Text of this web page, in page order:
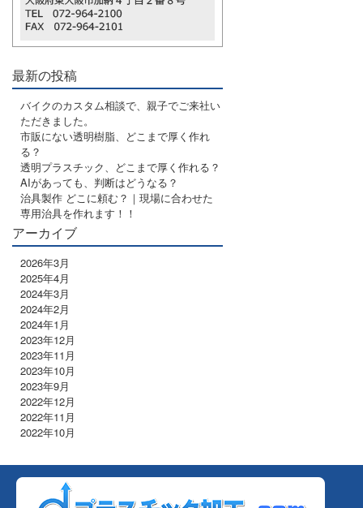
最新の投稿
バイクのカスタム相談で、親子でご来社い
ただきました。
市販にない透明樹脂、どこまで厚く作れ
る？
透明プラスチック、どこまで厚く作れる？
AIがあっても、判断はどうなる？
治具製作 どこに頼む？｜現場に合わせた
専用治具を作れます！！
アーカイブ
2026年3月
2025年4月
2024年3月
2024年2月
2024年1月
2023年12月
2023年11月
2023年10月
2023年9月
2022年12月
2022年11月
2022年10月